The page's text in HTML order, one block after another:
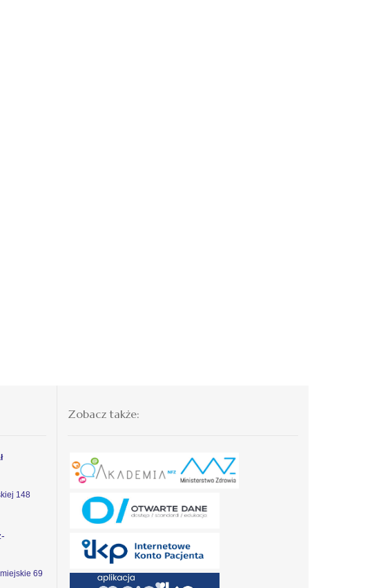
148
69
Zobacz także: